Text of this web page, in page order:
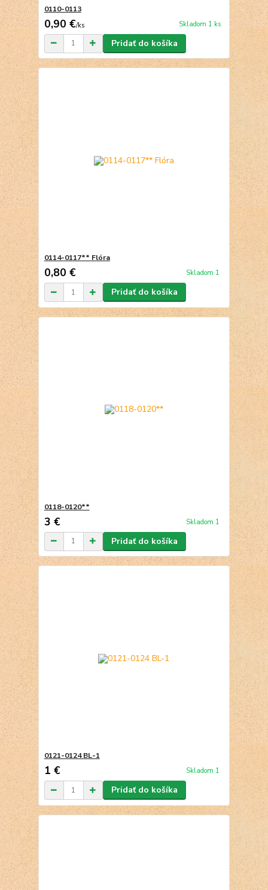
0110-0113
0,90 €/ks Skladom 1 ks
Pridať do košíka
0114-0117** Flóra
0,80 € Skladom 1
Pridať do košíka
0118-0120**
3 € Skladom 1
Pridať do košíka
0121-0124 BL-1
1 € Skladom 1
Pridať do košíka